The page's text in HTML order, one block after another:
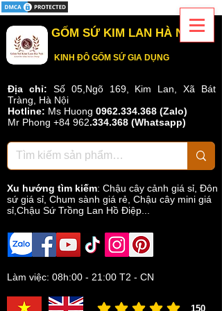
GỐM SỨ KIM LAN HÀ NỘI
KINH ĐÔ GỐM SỨ GIA DỤNG
Địa chỉ: Số 05,Ngõ 169, Kim Lan, Xã Bát
Tràng, Hà Nội
Hotline: Ms Huong 0962.334.368 (Zalo)
Mr Phong +84 962.334.368 (Whatsapp)
Xu hướng tìm kiếm: Chậu cây cảnh giá sỉ Đôn
sứ giá sỉ Chum sành giá rẻ Chậu cây mini giá
sỉ,Chậu Sứ Trồng Lan Hồ Điệp...
Làm việc: 08h:00 - 21:00 T2 - CN
150